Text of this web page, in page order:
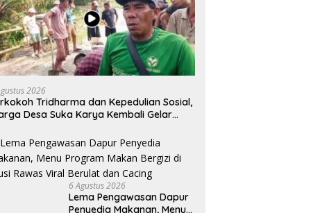
2026
Tridharma dan Kepedulian Sosial,
Desa Suka Karya Kembali Gelar
6 Agustus 2026
Lema Pengawasan Dapur
Penyedia Makanan, Menu